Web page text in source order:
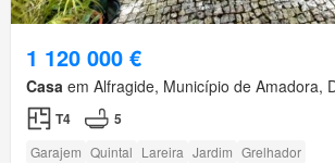
1 120 000 €
Casa em Alfragide, Município de Amadora,
T4 5
Garajem Quintal Lareira Jardim Grelhador